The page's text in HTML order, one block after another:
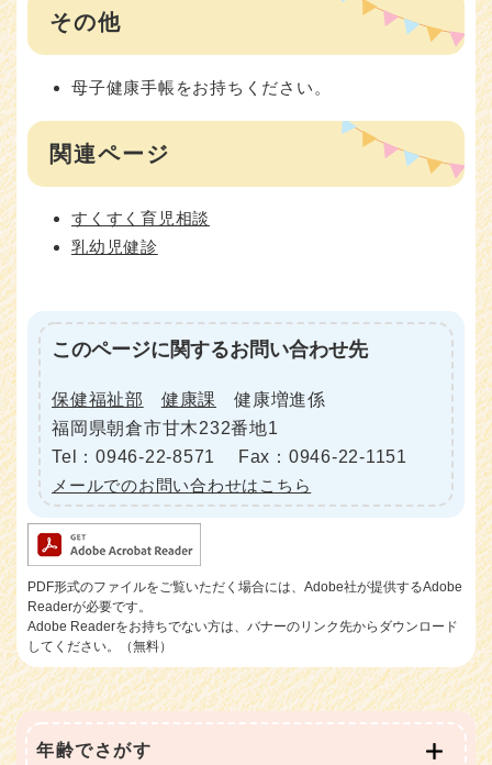
その他
母子健康手帳をお持ちください。
関連ページ
すくすく育児相談
乳幼児健診
このページに関するお問い合わせ先
保健福祉部 健康課
健康増進係
福岡県朝倉市甘木232番地1
Tel：0946-22-8571
Fax：0946-22-1151
メールでのお問い合わせはこちら
PDF形式のファイルをご覧いただく場合には、Adobe社が提供するAdobe
Readerが必要です。
Adobe Readerをお持ちでない方は、バナーのリンク先からダウンロード
してください。（無料）
年齢でさがす